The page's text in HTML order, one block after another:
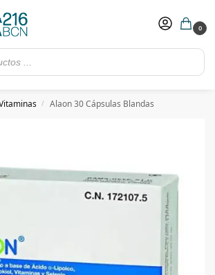
0
de verano hasta -30%
el cupón 5GRANVIA (compras superiores a 150€)
/ Alaon 30 Cápsulas Blandas